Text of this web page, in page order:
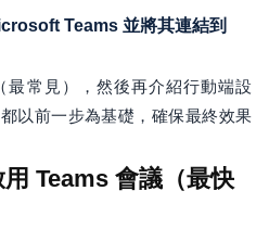
Teams 並將其連結到
最常見），然後再介紹行動端設
以前一步為基礎，確保最終效果
Teams 會議（最快